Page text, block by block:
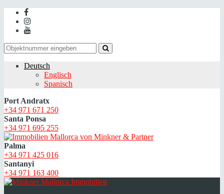
Deutsch
Englisch
Spanisch
Port Andratx
+34 971 671 250
Santa Ponsa
+34 971 695 255
Palma
+34 971 425 016
Santanyi
+34 971 163 400